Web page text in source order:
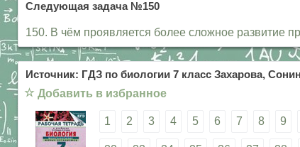
Следующая задача №150
150. В чём проявляется более сложное развитие
Источник: ГДЗ по биологии 7 класс Захарова,
☆ Добавить в избранное
1 2 3 4 5 6 7 8 9